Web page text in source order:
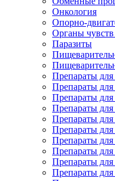
Онкология
Опорно-
Органы чувств
Паразиты
Препараты
Препараты для
Препараты
Препараты
Препараты
Препараты
Препараты для
Препараты
Препараты
Препараты